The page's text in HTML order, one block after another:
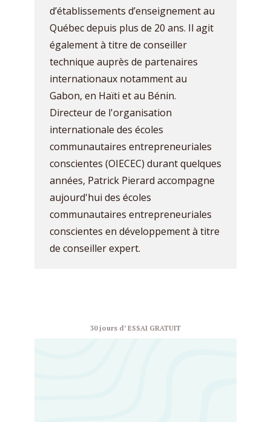
d’établissements d’enseignement au
Québec depuis plus de 20 ans. Il agit
également à titre de conseiller
technique auprès de partenaires
internationaux notamment au
Gabon, en Haïti et au Bénin.
Directeur de l'organisation
internationale des écoles
communautaires entrepreneuriales
conscientes (OIECEC) durant quelques
années, Patrick Pierard accompagne
aujourd'hui des écoles
communautaires entrepreneuriales
conscientes en développement à titre
de conseiller expert.
30 jours d’ ESSAI GRATUIT